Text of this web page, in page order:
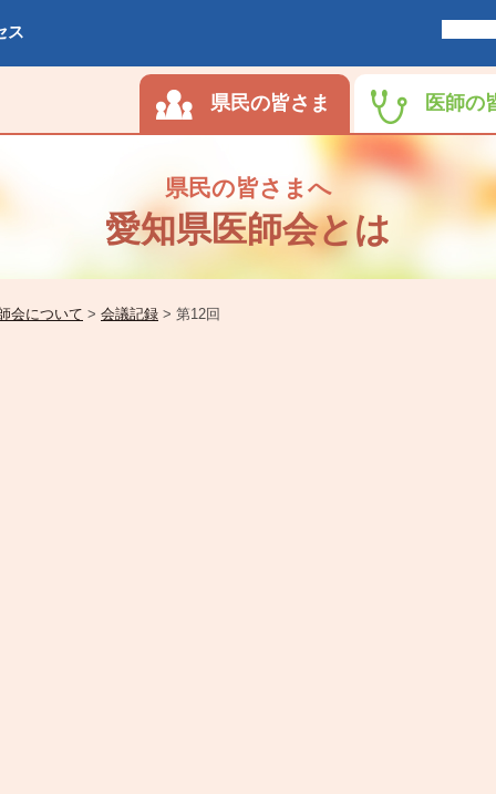
ス
県民の皆さま 医師の
県民の皆さまへ
愛知県医師会とは
会について > 会議記録 > 第12回